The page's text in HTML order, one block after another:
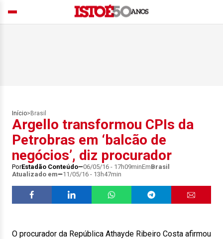
Início> Brasil
Argello transformou CPIs da
Petrobras em ‘balcão de
negócios’, diz procurador
PorEstadão Conteúdo 06/05/16 - 17h09minEmBrasil
Atualizado em
11/05/16 - 13h47min
O procurador da República Athayde Ribeiro Costa afirmou